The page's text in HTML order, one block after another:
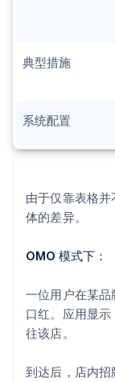
典型措施
系统配置
由于仅靠表格
体的差异。
OMO 模式下：
一位用户在某
口红。应用显
往该店。
到达后，店内